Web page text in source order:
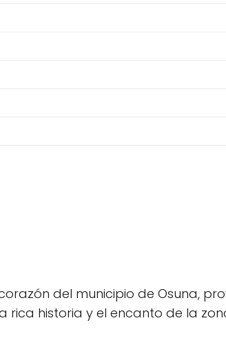
del municipio de Osuna,
historia y el encanto de la